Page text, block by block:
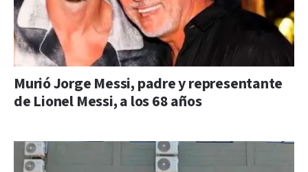
Murió Jorge Messi, padre y representante
de Lionel Messi, a los 68 años